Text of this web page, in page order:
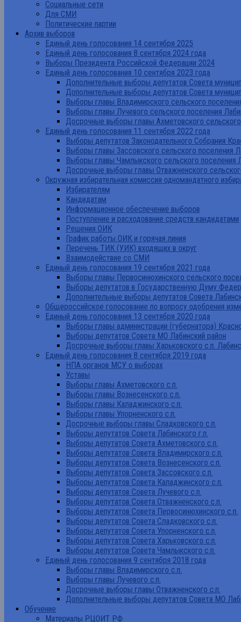
Социальные сети
Для СМИ
Политические партии
Архив выборов
Единый день голосования 14 сентября 2025
Единый день голосования 8 сентября 2024 года
Выборы Президента Российской Федерации 2024
Единый день голосования 10 сентября 2023 года
Дополнительные выборы депутатов Совета
Дополнительные выборы депутатов Совета
Выборы главы Владимирского сельского
Выборы главы Лучевого сельского поселения
Досрочные выборы главы Ахметовского
Единый день голосования 11 сентября 2022 года
Выборы депутатов Законодательного Собрания
Выборы главы Зассовского сельского поселения
Выборы главы Чамлыкского сельского поселения
Досрочные выборы главы Отважненского
Окружная избирательная комиссия одномандатного
Избирателям
Кандидатам
Информационное обеспечение выборов
Поступление и расходование средств кандидатами
Решения ОИК
График работы ОИК и горячая линия
Перечень ТИК (УИК) входящих в округ
Взаимодействие со СМИ
Единый день голосования 19 сентября 2021 года
Выборы главы Первосинюхинского сельского
Выборы депутатов в Государственную Думу
Дополнительные выборы депутатов Совета
Общероссийское голосование по вопросу одобрения
Единый день голосования 13 сентября 2020 года
Выборы главы администрации (губернатора)
Выборы депутатов Совета МО Лабинский район
Досрочные выборы главы Харьковского с.п.
Единый день голосования 8 сентября 2019 года
НПА органов МСУ о выборах
Уставы
Выборы главы Ахметовского с.п.
Выборы главы Вознесенского с.п.
Выборы главы Каладжинского с.п.
Выборы главы Упорненского с.п.
Досрочные выборы главы Сладковского с.п.
Выборы депутатов Совета Лабинского г.п.
Выборы депутатов Совета Ахметовского с.п.
Выборы депутатов Совета Владимирского с.п.
Выборы депутатов Совета Вознесенского с.п.
Выборы депутатов Совета Зассовского с.п.
Выборы депутатов Совета Каладжинского с.п.
Выборы депутатов Совета Лучевого с.п.
Выборы депутатов Совета Отважненского с.п.
Выборы депутатов Совета Первосинюхинского с.п.
Выборы депутатов Совета Сладковского с.п.
Выборы депутатов Совета Упорненского с.п.
Выборы депутатов Совета Харьковского с.п.
Выборы депутатов Совета Чамлыкского с.п.
Единый день голосования 9 сентября 2018 года
Выборы главы Владимирского с.п.
Выборы главы Лучевого с.п.
Досрочные выборы главы Отважненского с.п.
Дополнительные выборы депутатов Совета МО
Обучение
Материалы РЦОИТ РФ